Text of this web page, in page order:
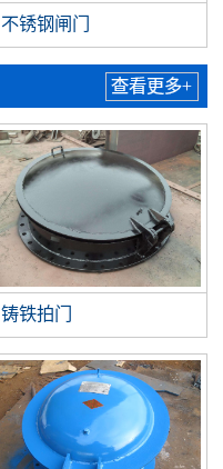
不锈钢闸门
查看更多+
铸铁拍门